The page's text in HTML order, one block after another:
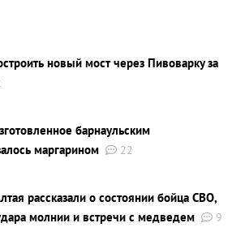
новый мост через Пивоварку за
барнаульским
маргарином
22
рассказали о состоянии бойца СВО,
молнии и встречи с медведем
9